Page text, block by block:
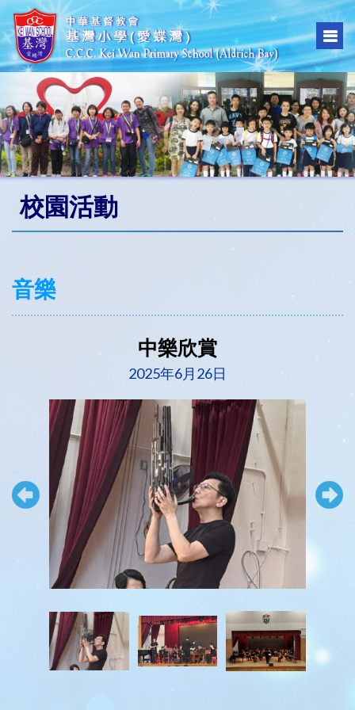
校園活動
音樂
中樂欣賞
2025年6月26日